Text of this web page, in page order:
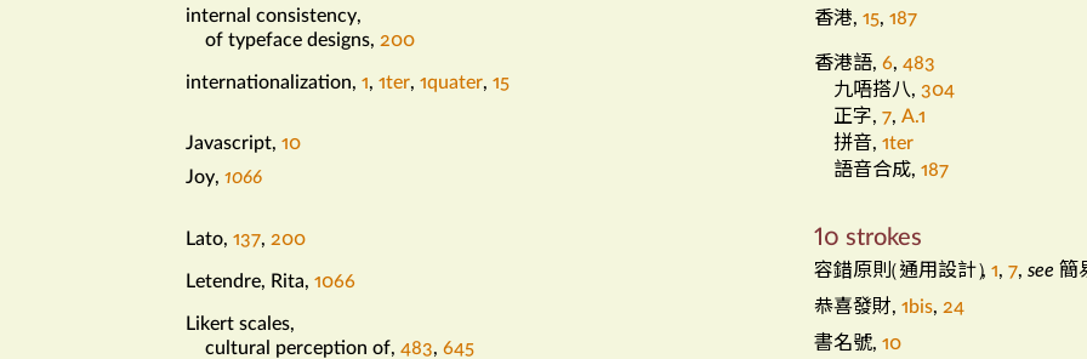
internal consistency,
of typeface designs, 200
internationalization, 1, 1ter, 1quater, 15
jJavascript, 10
Joy, 1066
lLato, 137, 200
Letendre, Rita, 1066
Likert scales,
cultural perception of, 483, 645
香港, 15, 187
香港語, 6, 483
九唔搭八, 304
正字, 7, A.1
拼音, 1ter
語音合成, 187
10 strokes
容錯原則（通用設計）
, 1,7,see 簡
恭喜發財, 1bis, 24
書名號, 10